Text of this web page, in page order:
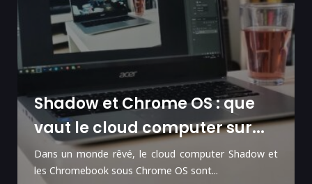
Shadow et Chrome OS : que
vaut le cloud computer sur...
Dans un monde rêvé, le cloud computer Shadow et
les Chromebook sous Chrome OS sont...